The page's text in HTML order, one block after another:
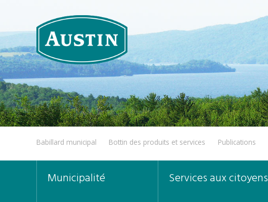
Babillard municipal Bottin des produits et services Publications
Municipalité Services aux citoyens